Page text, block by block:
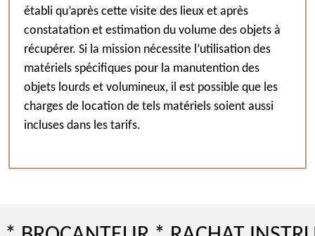
établi qu’après cette visite des lieux et après
constatation et estimation du volume des objets à
récupérer. Si la mission nécessite l’utilisation des
matériels spécifiques pour la manutention des
objets lourds et volumineux, il est possible que les
charges de location de tels matériels soient aussi
incluses dans les tarifs.